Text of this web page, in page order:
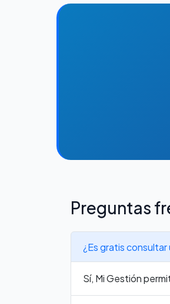
Preguntas
¿Es gratis consultar
Sí, Mi Gestión